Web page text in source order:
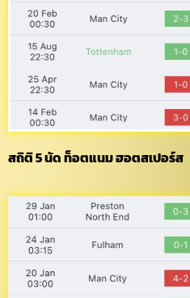
สถิติ 5 นัด ท็อตแนม ฮอตสเปอร์ส